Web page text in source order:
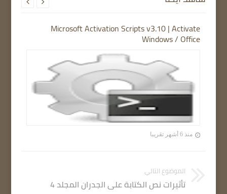
Microsoft Activation Scripts v3.10 | Activate
Windows / Office
منذ 6 أشهر تقريبا
الموضوع التالي
تأثيرات نص الكتابة على الجدران المجلد 4